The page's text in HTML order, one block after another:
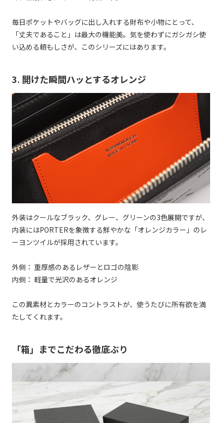
毎日ポケットやバッグに出し入れする財布や小物にとって、
「丈夫であること」は最大の機能美。気を使わずにガシガシ使
い込める頼もしさが、このシリーズにはあります。
3. 開けた瞬間ハッとするオレンジ
外装はクールなブラック、グレー、グリーンの3色展開ですが、
内装にはPORTERを象徴する鮮やかな「オレンジカラー」のレ
ーヨンツイルが採用されています。
外側： 重厚感のあるレザーとロゴの陰影
内側： 軽量で光沢のあるオレンジ
この異素材とカラーのコントラストが、使うたびに所有欲を満
たしてくれます。
「箱」までこだわる徹底ぶり